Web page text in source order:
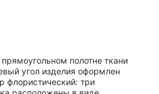
полотне ткани
угол изделия оформлен
флористический: три